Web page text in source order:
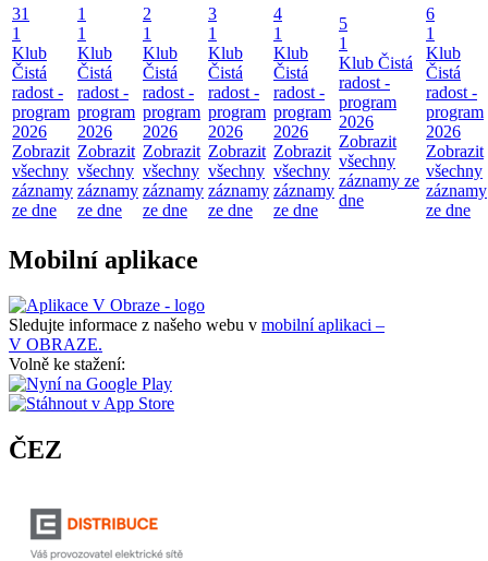
31
1
Klub
Čistá
radost -
program
2026
Zobrazit
všechny
záznamy
ze dne
1
1
Klub
Čistá
radost -
program
2026
Zobrazit
všechny
záznamy
ze dne
2
1
Klub
Čistá
radost -
program
2026
Zobrazit
všechny
záznamy
ze dne
3
1
Klub
Čistá
radost -
program
2026
Zobrazit
všechny
záznamy
ze dne
4
1
Klub
Čistá
radost -
program
2026
Zobrazit
všechny
záznamy
ze dne
5
1
Klub Čistá
radost -
program
2026
Zobrazit
všechny
záznamy ze
dne
6
1
Klub
Čistá
radost -
program
2026
Zobrazit
všechny
záznamy
ze dne
Mobilní aplikace
Sledujte informace z našeho webu v mobilní aplikaci –
V OBRAZE.
Volně ke stažení:
ČEZ